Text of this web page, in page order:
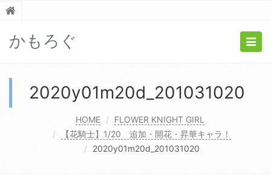
かもろぐ
2020y01m20d_201031020
HOME
FLOWER KNIGHT GIRL
【花騎士】1/20 追加・開花・昇華キャラ！
2020y01m20d_201031020